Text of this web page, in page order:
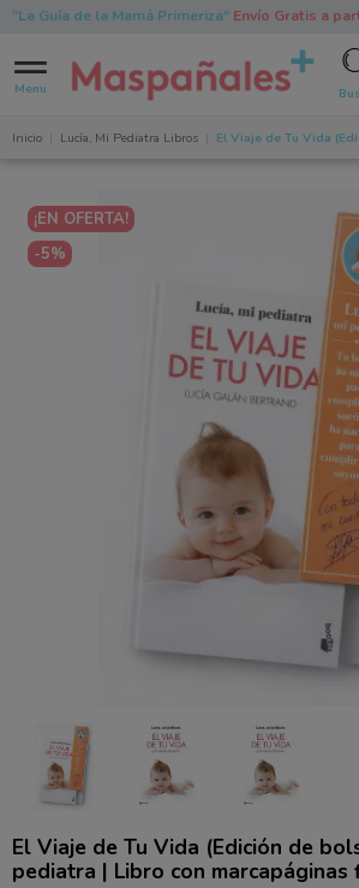
"La Guía de la Mamá Primeriza"Envío Gratis a
Menu
Inicio Lucía, Mi Pediatra Libros El Viaje de Tu Vida
¡EN OFERTA!
-5%
El Viaje de Tu Vida (Edición de
pediatra | Libro con marcapáginas